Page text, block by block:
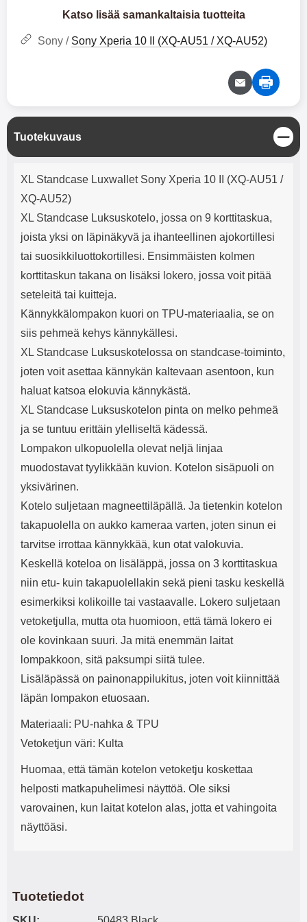
Max Output: USB: DC5V/3.0A
(18W) Type-C: 5V/3A (PD15W)
12V/1.67A(PD20W) Total Effekt:
5V/3A Max Maximum output:
20.W Max Johdon pituus: 1 metri
Katso lisää samankaltaisia tuotteita
Sony / Sony Xperia 10 II (XQ-AU51 / XQ-AU52)
Tuotekuvaus
S
u
l
e
Tuotekuvaus
XL Standcase Luxwallet Sony Xperia 10 II (XQ-AU51 /
XQ-AU52)
XL Standcase Luksuskotelo, jossa on 9 korttitaskua,
joista yksi on läpinäkyvä ja ihanteellinen ajokortillesi
tai suosikkiluottokortillesi. Ensimmäisten kolmen
korttitaskun takana on lisäksi lokero, jossa voit pitää
seteleitä tai kuitteja.
Kännykkälompakon kuori on TPU-materiaalia, se on
siis pehmeä kehys kännykällesi.
XL Standcase Luksuskotelossa on standcase-toiminto,
joten voit asettaa kännykän kaltevaan asentoon, kun
haluat katsoa elokuvia kännykästä.
XL Standcase Luksuskotelon pinta on melko pehmeä
ja se tuntuu erittäin ylelliseltä kädessä.
Lompakon ulkopuolella olevat neljä linjaa
muodostavat tyylikkään kuvion. Kotelon sisäpuoli on
yksivärinen.
Kotelo suljetaan magneettiläpällä. Ja tietenkin kotelon
takapuolella on aukko kameraa varten, joten sinun ei
tarvitse irrottaa kännykkää, kun otat valokuvia.
Keskellä koteloa on lisäläppä, jossa on 3 korttitaskua
niin etu- kuin takapuolellakin sekä pieni tasku keskellä
esimerkiksi kolikoille tai vastaavalle. Lokero suljetaan
vetoketjulla, mutta ota huomioon, että tämä lokero ei
ole kovinkaan suuri. Ja mitä enemmän laitat
lompakkoon, sitä paksumpi siitä tulee.
Lisäläpässä on painonappilukitus, joten voit kiinnittää
läpän lompakon etuosaan.
Materiaali: PU-nahka & TPU
Vetoketjun väri: Kulta
Huomaa, että tämän kotelon vetoketju koskettaa
helposti matkapuhelimesi näyttöä. Ole siksi
varovainen, kun laitat kotelon alas, jotta et vahingoita
näyttöäsi.
Tuotetiedot